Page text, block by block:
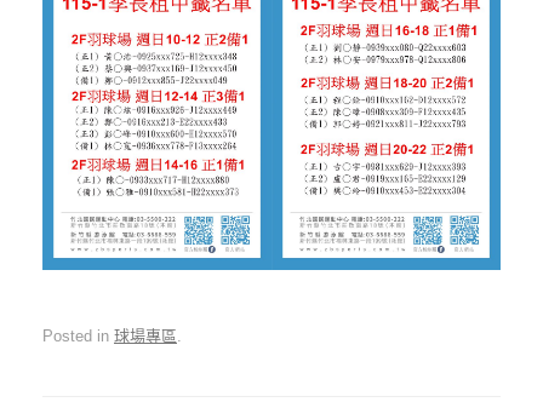
Posted in 球場專區